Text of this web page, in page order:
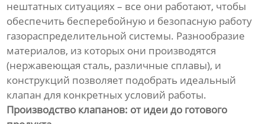
нештатных ситуациях – все они работают, чтобы
обеспечить бесперебойную и безопасную работу
газораспределительной системы. Разнообразие
материалов, из которых они производятся
(нержавеющая сталь, различные сплавы), и
конструкций позволяет подобрать идеальный
клапан для конкретных условий работы.
Производство клапанов: от идеи до готового